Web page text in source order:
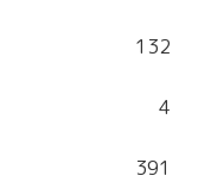
132
4
391